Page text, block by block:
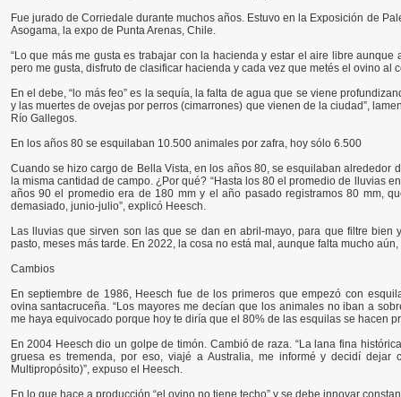
Fue jurado de Corriedale durante muchos años. Estuvo en la Exposición de
Asogama, la expo de Punta Arenas, Chile.
“Lo que más me gusta es trabajar con la hacienda y estar el aire libre
pero me gusta, disfruto de clasificar hacienda y cada vez que metés el ovino al
En el debe, “lo más feo” es la sequía, la falta de agua que se viene
y las muertes de ovejas por perros (cimarrones) que vienen de la ciudad”,
Río Gallegos.
En los años 80 se esquilaban 10.500 animales por zafra, hoy sólo 6.500
Cuando se hizo cargo de Bella Vista, en los años 80, se esquilaban alrededor
la misma cantidad de campo. ¿Por qué? “Hasta los 80 el promedio de lluvias
años 90 el promedio era de 180 mm y el año pasado registramos 80 mm,
demasiado, junio-julio”, explicó Heesch.
Las lluvias que sirven son las que se dan en abril-mayo, para que filtre
pasto, meses más tarde. En 2022, la cosa no está mal, aunque falta mucho
Cambios
En septiembre de 1986, Heesch fue de los primeros que empezó con
ovina santacruceña. “Los mayores me decían que los animales no iban a
me haya equivocado porque hoy te diría que el 80% de las esquilas se hacen
En 2004 Heesch dio un golpe de timón. Cambió de raza. “La lana fina
gruesa es tremenda, por eso, viajé a Australia, me informé y decidí dejar
Multipropósito)”, expuso el Heesch.
En lo que hace a producción “el ovino no tiene techo” y se debe innovar